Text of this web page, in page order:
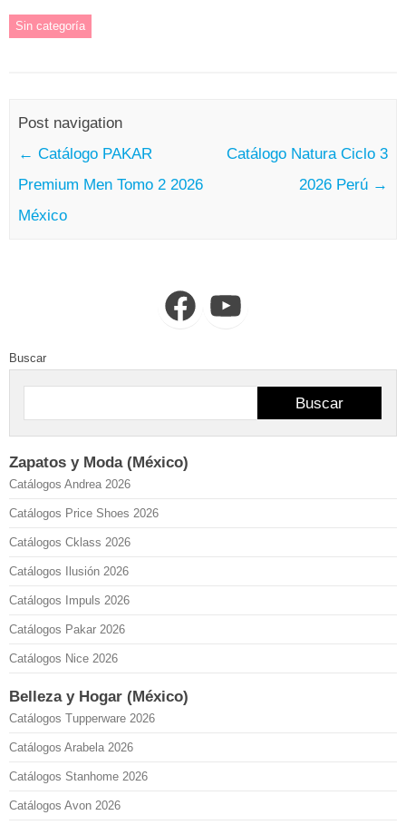
Sin categoría
Post navigation
← Catálogo PAKAR
Premium Men Tomo 2 2026
México
Catálogo Natura Ciclo 3
2026 Perú →
FacebookYouTube
Buscar
Buscar
Zapatos y Moda (México)
Catálogos Andrea 2026
Catálogos Price Shoes 2026
Catálogos Cklass 2026
Catálogos Ilusión 2026
Catálogos Impuls 2026
Catálogos Pakar 2026
Catálogos Nice 2026
Belleza y Hogar (México)
Catálogos Tupperware 2026
Catálogos Arabela 2026
Catálogos Stanhome 2026
Catálogos Avon 2026